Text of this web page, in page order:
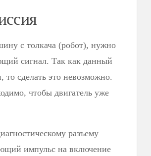
с толкача (робот), нужно
сигнал. Так как данный
сделать это невозможно.
чтобы двигатель уже
разъему
импульс на включение